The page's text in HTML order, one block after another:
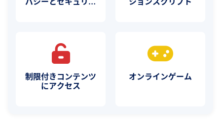
制限付きコンテンツ
にアクセス
オンラインゲーム